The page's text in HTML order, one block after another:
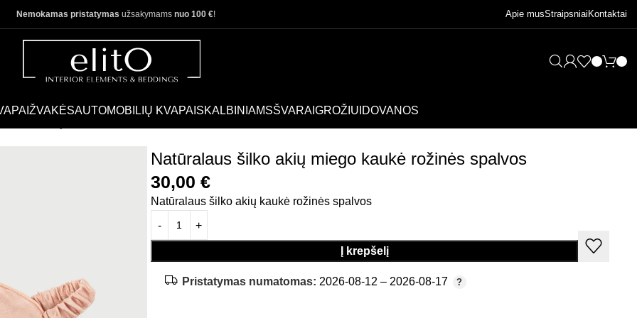
Nemokamas pristatymas užsakymams nuo 100 €! Apie musStraipsniai Kontaktai
ŽVAKĖSAUTOMOBILIŲ KVAPAI SKALBINIAMSŠVARAI GROŽIUI DOVANOS
Natūralaus šilko akių miego kaukė rožinės spalvos
30,00 €
Natūralaus šilko akių kaukė rožinės spalvos
Į krepšelį
Pristatymas numatomas: 2026-08-12 – 2026-08-17